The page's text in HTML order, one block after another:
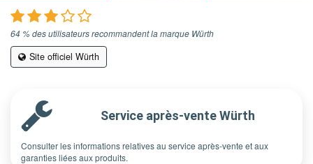
64 % des utilisateurs recommandent la marque Würth
Site officiel Würth
Service après-vente Würth
Consulter les informations relatives au service après-vente et aux
garanties liées aux produits.